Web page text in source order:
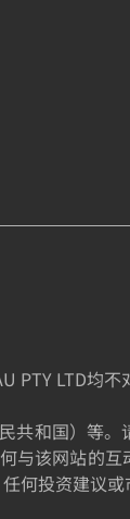
PTY LTD均
共和国）等
与该网站的
何投资建议